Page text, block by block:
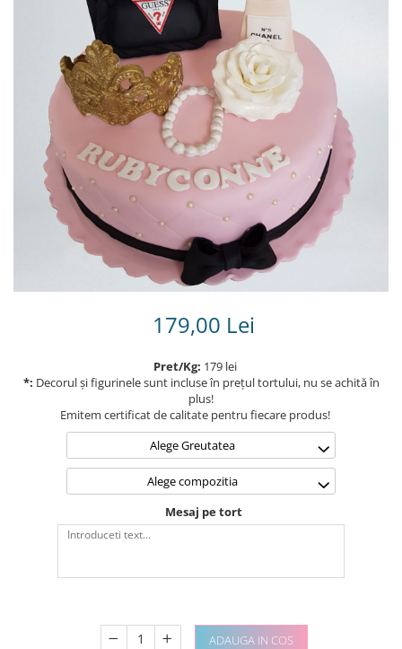
Torturi in frosting- crema pentru
Torturi cu flori
Tortulețe 1.7 kg - 2 kg
179,00 Lei
Pret/Kg: 179 lei
*: Decorul și figurinele sunt incluse în prețul tortului, nu se achită în
plus!
Emitem certificat de calitate pentru fiecare produs!
Alege Greutatea
Alege compozitia
Mesaj pe tort
ADAUGA IN COS